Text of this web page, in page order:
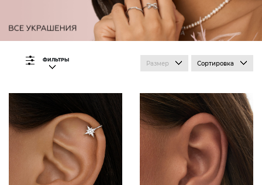
ФИЛЬТРЫ Размер Сортировка